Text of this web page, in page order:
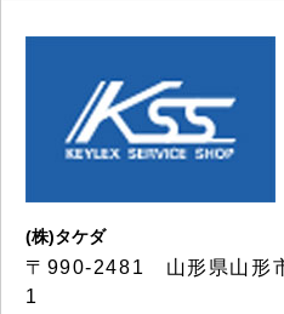
(株)タケダ
〒990-2481 山形県山形
1